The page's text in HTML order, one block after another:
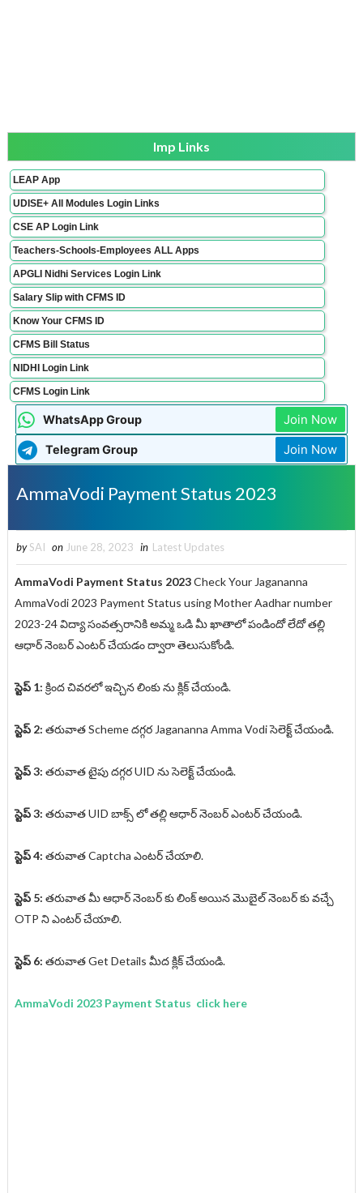
Imp Links
LEAP App
UDISE+ All Modules Login Links
CSE AP Login Link
Teachers-Schools-Employees ALL Apps
APGLI Nidhi Services Login Link
Salary Slip with CFMS ID
Know Your CFMS ID
CFMS Bill Status
NIDHI Login Link
CFMS Login Link
WhatsApp Group Join Now
Telegram Group Join Now
AmmaVodi Payment Status 2023
by SAI on June 28, 2023 in Latest Updates
AmmaVodi Payment Status 2023Check Your Jagananna
AmmaVodi 2023 Payment Status using Mother Aadhar number
2023-24 విద్యా సంవత్సరానికి అమ్మ ఒడి మీ ఖాతాలో పండిందో లేదో తల్లి
ఆధార్ నెంబర్ ఎంటర్ చేయడం ద్వారా తెలుసుకోండి.
స్టెప్ 1: క్రింద చివరలో ఇచ్చిన లింకు ను క్లిక్ చేయండి.
స్టెప్ 2: తరువాత Scheme దగ్గర Jagananna Amma Vodi సెలెక్ట్ చేయండి.
స్టెప్ 3: తరువాత టైపు దగ్గర UID ను సెలెక్ట్ చేయండి.
స్టెప్ 3: తరువాత UID బాక్స్ లో తల్లి ఆధార్ నెంబర్ ఎంటర్ చేయండి.
స్టెప్ 4: తరువాత Captcha ఎంటర్ చేయాలి.
స్టెప్ 5: తరువాత మీ ఆధార్ నెంబర్ కు లింక్ అయిన మొబైల్ నెంబర్ కు వచ్చే
OTP ని ఎంటర్ చేయాలి.
స్టెప్ 6: తరువాత Get Details మీద క్లిక్ చేయండి.
AmmaVodi 2023 Payment Status click here